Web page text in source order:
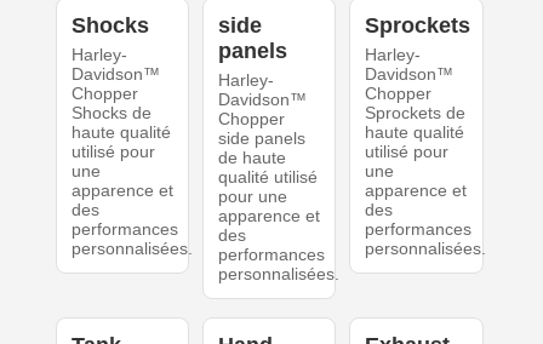
Shocks
Harley-
Davidson™
Chopper
Shocks de
haute qualité
utilisé pour
une
apparence et
des
performances
personnalisées.
side
panels
Harley-
Davidson™
Chopper
side panels
de haute
qualité utilisé
pour une
apparence et
des
performances
personnalisées.
Sprockets
Harley-
Davidson™
Chopper
Sprockets de
haute qualité
utilisé pour
une
apparence et
des
performances
personnalisées.